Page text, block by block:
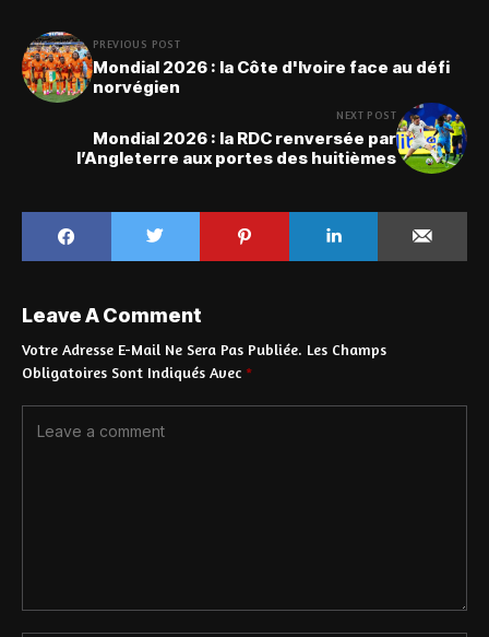
PREVIOUS POST
Mondial 2026 : la Côte d'Ivoire face au défi
norvégien
NEXT POST
Mondial 2026 : la RDC renversée par
l’Angleterre aux portes des huitièmes
Leave A Comment
Votre Adresse E-Mail Ne Sera Pas Publiée. Les Champs
Obligatoires Sont Indiqués Avec *